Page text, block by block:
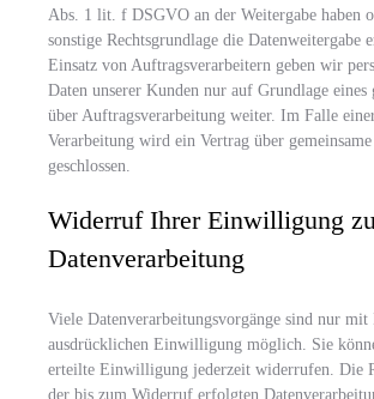
Abs. 1 lit. f DSGVO an der Weitergabe haben
sonstige Rechtsgrundlage die Datenweitergabe
Einsatz von Auftragsverarbeitern geben wir
Daten unserer Kunden nur auf Grundlage eines
über Auftragsverarbeitung weiter. Im Falle
Verarbeitung wird ein Vertrag über
geschlossen.
Widerruf Ihrer Einwilligung
Datenverarbeitung
Viele Datenverarbeitungsvorgänge sind nur mit
ausdrücklichen Einwilligung möglich. Sie
erteilte Einwilligung jederzeit widerrufen. Die
der bis zum Widerruf erfolgten